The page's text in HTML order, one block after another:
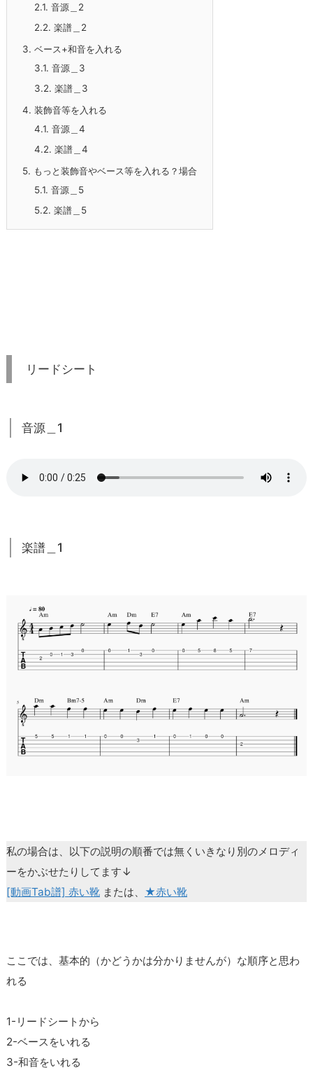
2.1. 音源＿2
2.2. 楽譜＿2
3. ベース+和音を入れる
3.1. 音源＿3
3.2. 楽譜＿3
4. 装飾音等を入れる
4.1. 音源＿4
4.2. 楽譜＿4
5. もっと装飾音やベース等を入れる？場合
5.1. 音源＿5
5.2. 楽譜＿5
リードシート
音源＿1
楽譜＿1
私の場合は、以下の説明の順番では無くいきなり別のメロディ
ーをかぶせたりしてます↓
[動画Tab譜] 赤い靴 または、 ★赤い靴
ここでは、基本的（かどうかは分かりませんが）な順序と思わ
れる
1-リードシートから
2-ベースをいれる
3-和音をいれる